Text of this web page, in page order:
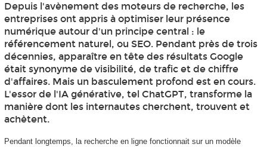
Depuis l'avènement des moteurs de recherche, les
entreprises ont appris à optimiser leur présence
numérique autour d'un principe central : le
référencement naturel, ou SEO. Pendant près de trois
décennies, apparaître en tête des résultats Google
était synonyme de visibilité, de trafic et de chiffre
d'affaires. Mais un basculement profond est en cours.
L'essor de l'IA générative, tel ChatGPT, transforme la
manière dont les internautes cherchent, trouvent et
achètent.
Pendant longtemps, la recherche en ligne fonctionnait sur un modèle